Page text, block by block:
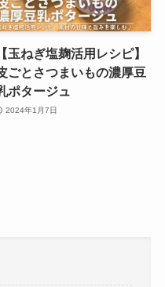
【玉ねぎ塩麹活用レシピ】
ごとさつまいもの濃厚豆
ポタージュ
2024年1月7日